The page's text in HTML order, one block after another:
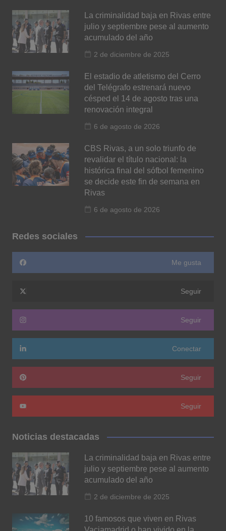
La criminalidad baja en Rivas entre
julio y septiembre pese al aumento
acumulado del año
2 de diciembre de 2025
El estadio de atletismo del Cerro
del Telégrafo estrenará nuevo
césped el 14 de agosto tras una
renovación integral
6 de agosto de 2026
CBS Rivas, a un solo triunfo de
revalidar el título nacional: la
histórica final del sófbol femenino
se decide este fin de semana en
Rivas
6 de agosto de 2026
Redes sociales
Me gusta
Seguir
Seguir
Conectar
Seguir
Seguir
Noticias destacadas
La criminalidad baja en Rivas entre
julio y septiembre pese al aumento
acumulado del año
2 de diciembre de 2025
10 famosos que viven en Rivas